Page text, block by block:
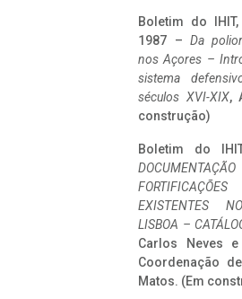
Boletim do
1987 – Da
nos Açores –
sistema
séculos XVI-XIX,
construção)
Boletim do
EXISTENTES
LISBOA –
Carlos Neves
Coordenação
Matos. (Em